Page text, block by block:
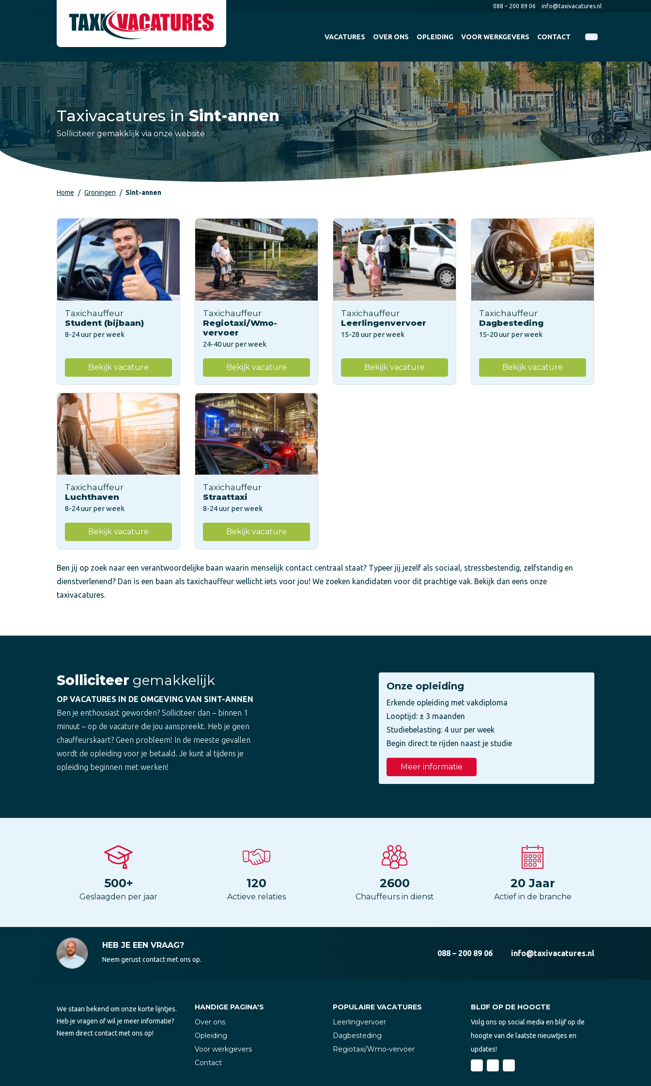
088 – 200 89 06 info@taxivacatures.nl
VACATURES OVER ONS OPLEIDING VOOR WERKGEVERS CONTACT
Taxivacatures inSint-annen
Solliciteer gemakklijk via onze website
Home Groningen Sint-annen
Taxichauffeur
Student (bijbaan)
8-24 uur per week
Bekijk vacature
Taxichauffeur
Regiotaxi/Wmo-
vervoer
24-40 uur per week
Bekijk vacature
Taxichauffeur
Leerlingenvervoer
15-28 uur per week
Bekijk vacature
Taxichauffeur
Dagbesteding
15-20 uur per week
Bekijk vacature
Taxichauffeur
Luchthaven
8-24 uur per week
Bekijk vacature
Taxichauffeur
Straattaxi
8-24 uur per week
Bekijk vacature
Ben jij op zoek naar een verantwoordelijke baan waarin menselijk contact centraal staat? Typeer jij jezelf als sociaal, stressbestendig, zelfstandig en
dienstverlenend? Dan is een baan als taxichauffeur wellicht iets voor jou! We zoeken kandidaten voor dit prachtige vak. Bekijk dan eens onze
taxivacatures.
Solliciteer gemakkelijk
OP VACATURES IN DE OMGEVING VAN SINT-ANNEN
Ben je enthousiast geworden? Solliciteer dan – binnen 1
minuut – op de vacature die jou aanspreekt. Heb je geen
chauffeurskaart? Geen probleem! In de meeste gevallen
wordt de opleiding voor je betaald. Je kunt al tijdens je
opleiding beginnen met werken!
Onze opleiding
Erkende opleiding met vakdiploma
Looptijd: ± 3 maanden
Studiebelasting: 4 uur per week
Begin direct te rijden naast je studie
Meer informatie
500+
Geslaagden per jaar
120
Actieve relaties
2600
Chauffeurs in dienst
20 Jaar
Actief in de branche
HEB JE EEN VRAAG?
Neem gerust contact met ons op.
088 – 200 89 06 info@taxivacatures.nl
We staan bekend om onze korte lijntjes.
Heb je vragen of wil je meer informatie?
Neem direct contact met ons op!
HANDIGE PAGINA'S
Over ons
Opleiding
Voor werkgevers
Contact
POPULAIRE VACATURES
Leerlingvervoer
Dagbesteding
Regiotaxi/Wmo-vervoer
BLIJF OP DE HOOGTE
Volg ons op social media en blijf op de
hoogte van de laatste nieuwtjes en
updates!